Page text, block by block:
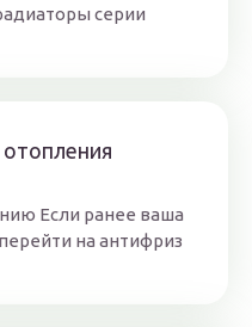
серии
Если ранее ваша
на антифриз